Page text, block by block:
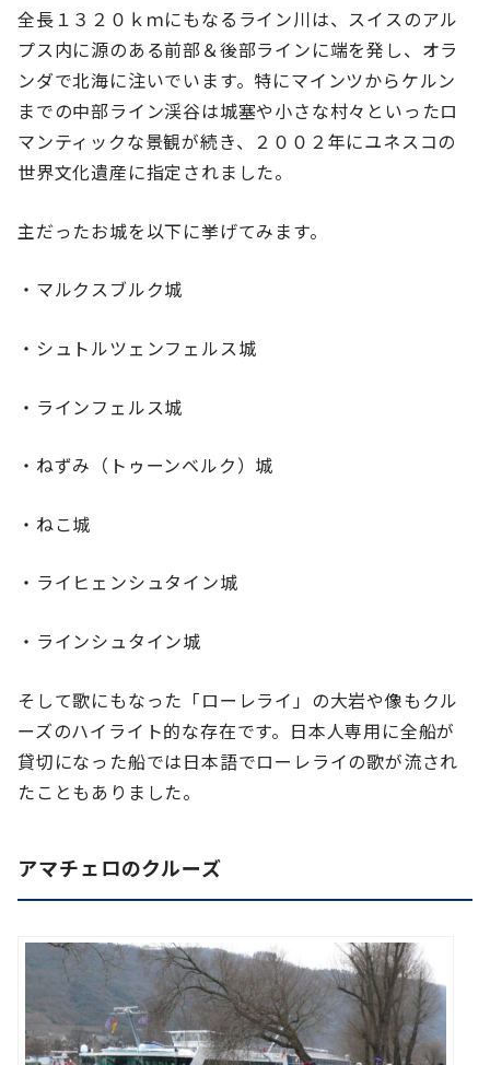
全長１３２０ｋｍにもなるライン川は、スイスのアル
プス内に源のある前部＆後部ラインに端を発し、オラ
ンダで北海に注いでいます。特にマインツからケルン
までの中部ライン渓谷は城塞や小さな村々といったロ
マンティックな景観が続き、２００２年にユネスコの
世界文化遺産に指定されました。
主だったお城を以下に挙げてみます。
・マルクスブルク城
・シュトルツェンフェルス城
・ラインフェルス城
・ねずみ（トゥーンベルク）城
・ねこ城
・ライヒェンシュタイン城
・ラインシュタイン城
そして歌にもなった「ローレライ」の大岩や像もクル
ーズのハイライト的な存在です。日本人専用に全船が
貸切になった船では日本語でローレライの歌が流され
たこともありました。
アマチェロのクルーズ